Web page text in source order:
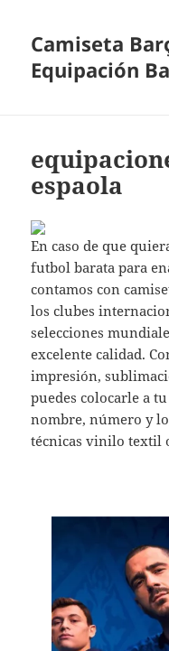
Camiseta
Equipación
espaola
En caso de que
futbol barata para
contamos con
los clubes
selecciones
excelente calidad.
impresión,
puedes colocarle a
nombre, número y
técnicas vinilo textil